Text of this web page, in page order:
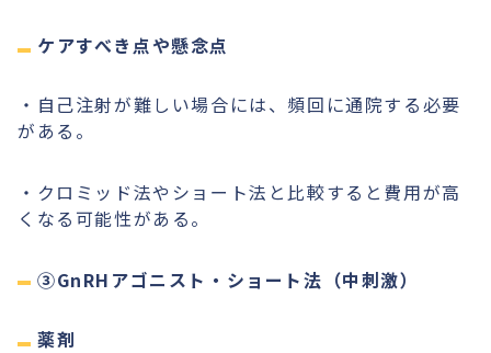
ケアすべき点や懸念点
・自己注射が難しい場合には、頻回に通院する必要
がある。
・クロミッド法やショート法と比較すると費用が高
くなる可能性がある。
③GnRHアゴニスト・ショート法（中刺激）
薬剤